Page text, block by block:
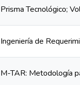
Prisma Tecnológico;
Ingeniería de
M-TAR: Metodología